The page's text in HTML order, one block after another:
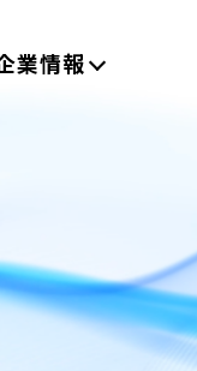
業情報